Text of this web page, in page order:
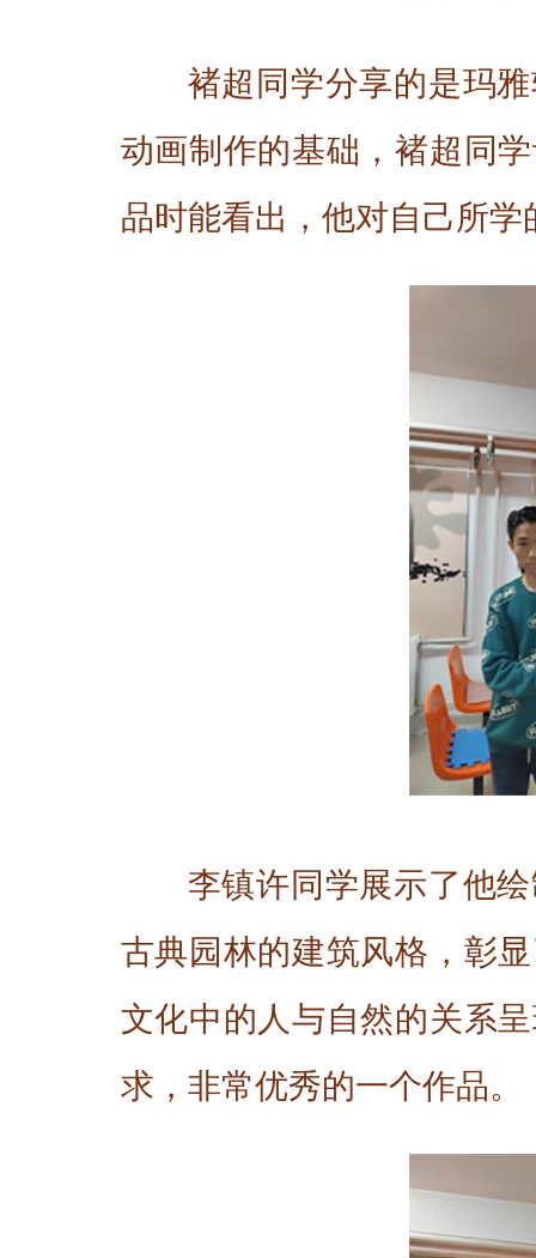
褚超同学分享的是玛
动画制作的基础，褚超同
品时能看出，他对自己所学
李镇许同学展示了他
古典园林的建筑风格，彰
文化中的人与自然的关系
求，非常优秀的一个作品。